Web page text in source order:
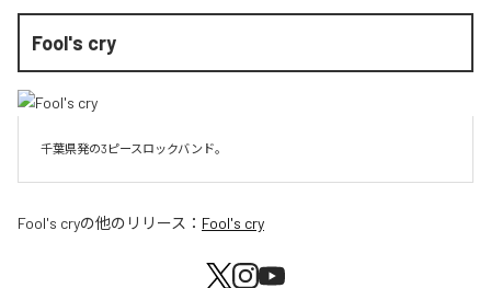
Fool's cry
千葉県発の3ピースロックバンド。
Fool's cryの他のリリース： Fool's cry